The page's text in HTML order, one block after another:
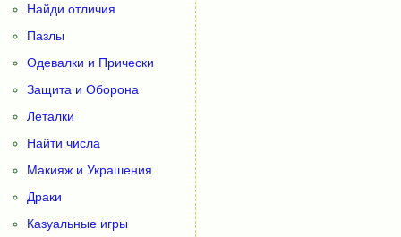
Найди отличия
Пазлы
Одевалки и Прически
Защита и Оборона
Леталки
Найти числа
Макияж и Украшения
Драки
Казуальные игры